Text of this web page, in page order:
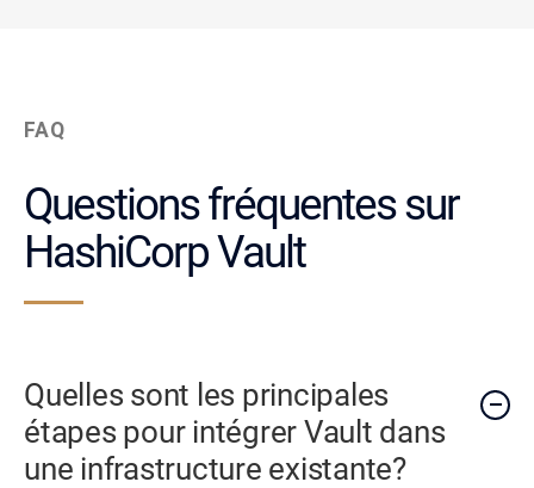
FAQ
Questions fréquentes sur
HashiCorp Vault
Quelles sont les principales
étapes pour intégrer Vault dans
une infrastructure existante?